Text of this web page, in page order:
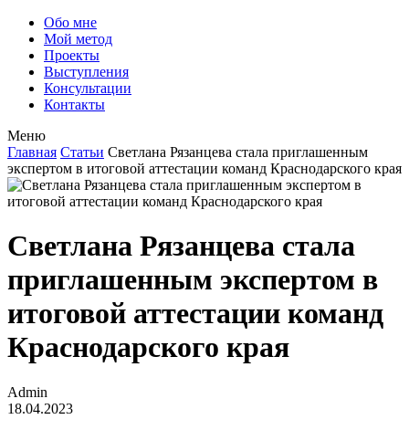
Обо мне
Мой метод
Проекты
Выступления
Консультации
Контакты
Меню
Главная Статьи Светлана Рязанцева стала приглашенным
экспертом в итоговой аттестации команд Краснодарского края
Светлана Рязанцева стала
приглашенным экспертом в
итоговой аттестации команд
Краснодарского края
Admin
18.04.2023